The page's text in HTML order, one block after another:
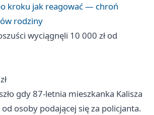
kroku jak reagować — chroń
rodziny
wyciągnęli 10 000 zł od
gdy 87‑letnia mieszkanka Kalisza
osoby podającej się za policjanta.